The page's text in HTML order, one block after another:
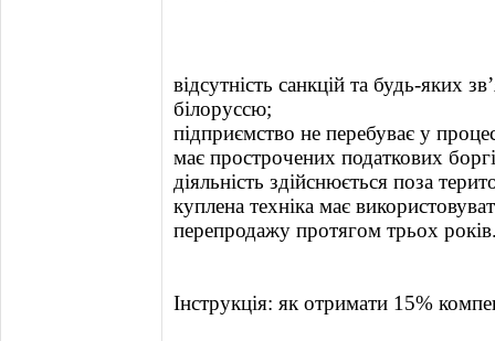
відсутність санкцій та будь-яких
білоруссю;
підприємство не перебуває у
має прострочених податкових
діяльність здійснюється поза
куплена техніка має
перепродажу протягом трьох
Інструкція: як отримати 15%